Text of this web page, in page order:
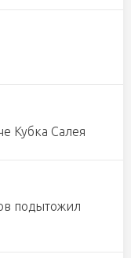
Кубка Салея
подытожил